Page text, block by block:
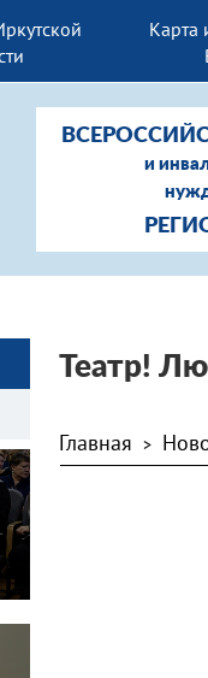
Карта
и
Театр!
Главная >